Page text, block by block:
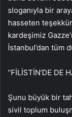
sloganıyla bir
hasseten
kardeşimiz
İstanbul’dan tüm
“FİLİSTİN’DE DE
Şunu büyük bir
sivil toplum